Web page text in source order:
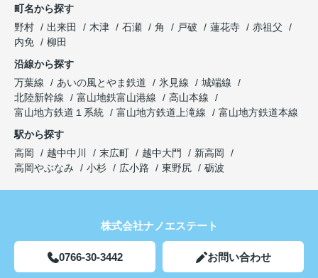
町名から探す
野村
出来田 木津 石瀬 角 戸破 蓮花寺
赤祖父
内免
柳田
沿線から探す
万葉線
あいの風とやま鉄道 氷見線
城端線
北陸新幹線
富山地鉄富山港線
高山本線
富山地方鉄道１系統
富山地方鉄道上滝線
富山地方鉄道本線
駅から探す
高岡
越中中川 末広町 越中大門
新高岡
高岡やぶなみ
小杉 広小路 東野尻 砺波
株式会社ナノエステート
0766-30-3442 お問い合わせ